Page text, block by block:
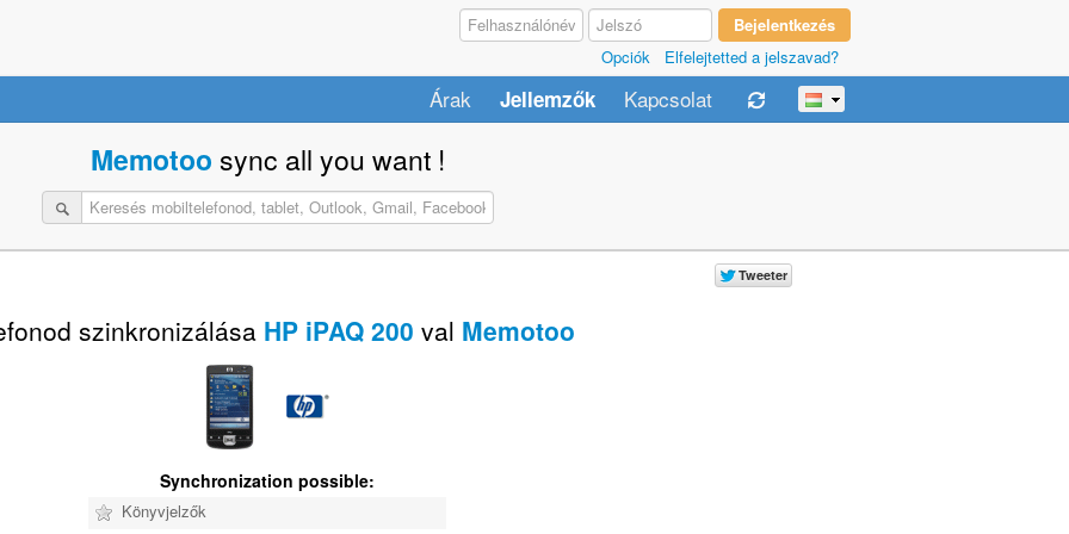
Opciók Elfelejtetted a jelszavad?
Árak Jellemzők Kapcsolat
Memotoo sync all you want !
szinkronizálása HP iPAQ 200 val Memotoo
Synchronization possible:
Könyvjelzők